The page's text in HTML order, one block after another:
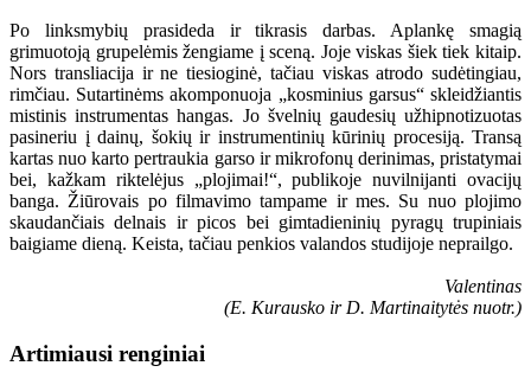
Po linksmybių prasideda ir tikrasis darbas. Aplankę smagią
grimuotoją grupelėmis žengiame į sceną. Joje viskas šiek tiek kitaip.
Nors transliacija ir ne tiesioginė, tačiau viskas atrodo sudėtingiau,
rimčiau. Sutartinėms akomponuoja „kosminius garsus“ skleidžiantis
mistinis instrumentas hangas. Jo švelnių gaudesių užhipnotizuotas
pasineriu į dainų, šokių ir instrumentinių kūrinių procesiją. Transą
kartas nuo karto pertraukia garso ir mikrofonų derinimas, pristatymai
bei, kažkam riktelėjus „plojimai!“, publikoje nuvilnijanti ovacijų
banga. Žiūrovais po filmavimo tampame ir mes. Su nuo plojimo
skaudančiais delnais ir picos bei gimtadieninių pyragų trupiniais
baigiame dieną. Keista, tačiau penkios valandos studijoje neprailgo.
Valentinas
(E. Kurausko ir D. Martinaitytės nuotr.)
Artimiausi renginiai